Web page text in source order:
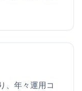
、年々運用コ